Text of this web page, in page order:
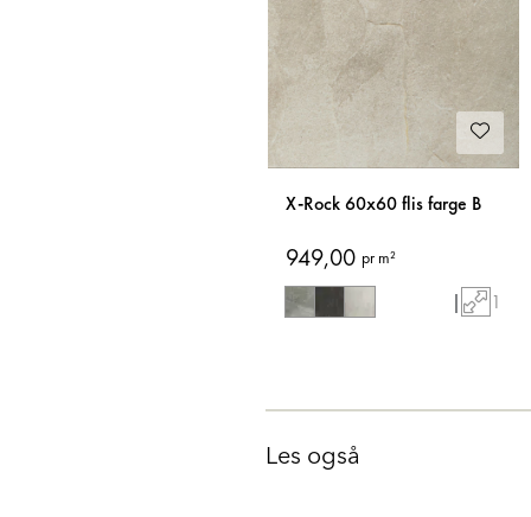
X-Rock 60x60 flis farge B
949,00 pr m²
| 1
Les også